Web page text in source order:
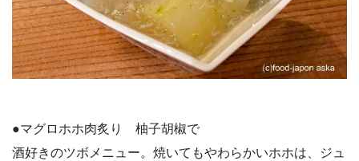
●マグロホホ肉炙り 柚子胡椒で
酒好きのツボメニュー。焼いてもやわらかいホホは、ジュ